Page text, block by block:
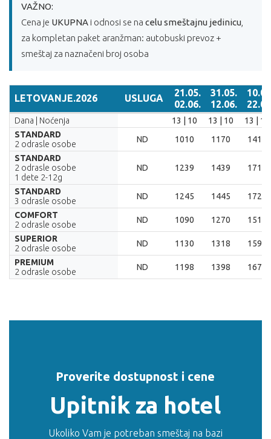
VAŽNO:
Cena je UKUPNA i odnosi se na celu smeštajnu jedinicu
za kompletan paket aranžman: autobuski prevoz +
smeštaj za naznačeni broj osoba
LETOVANJE.2026 USLUGA
21.05.
02.06.
31.05.
12.06.
LETOVANJE.2026
21.05.
02.06.
31.05.
12.06.
10.06.
22.06.
Dana | Noćenja 13 | 10 13 | 10
13 | 10
STANDARD
2 odrasle osobe
ND 1010 1170
1410
STANDARD
2 odrasle osobe
1 dete 2-12g
ND 1239 1439 1719
STANDARD
3 odrasle osobe
ND 1245 1445
1725
COMFORT
2 odrasle osobe
ND 1090 1270
1518
SUPERIOR
2 odrasle osobe
ND 1130 1318
1598
PREMIUM
2 odrasle osobe
ND 1198 1398 1678
Proverite dostupnost i cene
Upitnik za hotel
Ukoliko Vam je potreban smeštaj na bazi